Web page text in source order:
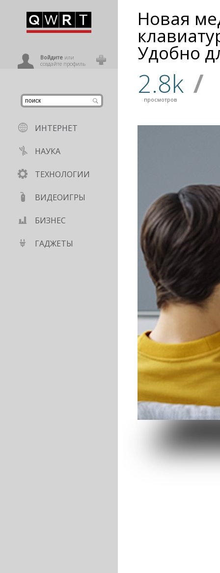
Войдитеили
создайте профиль
ИНТЕРНЕТ
НАУКА
ТЕХНОЛОГИИ
ВИДЕОИГРЫ
БИЗНЕС
ГАДЖЕТЫ
Новая
Удобно
2.8k
просмотров /